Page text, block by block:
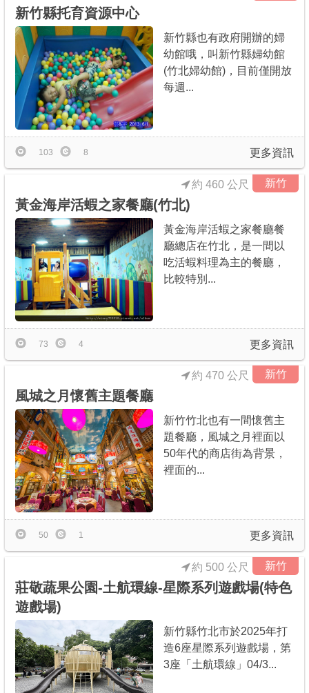
新竹縣托育資源中心
新竹縣也有政府開辦的婦
幼館哦，叫新竹縣婦幼館
(竹北婦幼館)，目前僅開放
每週...
更多資訊
103 8
新竹
約 460 公尺
黃金海岸活蝦之家餐廳(竹北)
黃金海岸活蝦之家餐廳餐
廳總店在竹北，是一間以
吃活蝦料理為主的餐廳，
比較特別...
更多資訊
73 4
新竹
約 470 公尺
風城之月懷舊主題餐廳
新竹竹北也有一間懷舊主
題餐廳，風城之月裡面以
50年代的商店街為背景，
裡面的...
更多資訊
50 1
新竹
約 500 公尺
莊敬蔬果公園-土航環線-星際系列遊戲場(特色
遊戲場)
新竹縣竹北市於2025年打
造6座星際系列遊戲場，第
3座「土航環線」04/3...